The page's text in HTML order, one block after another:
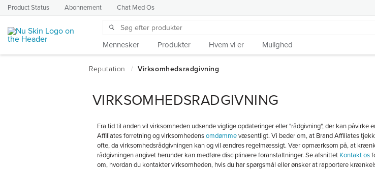
Product Status Abonnement Chat Med Os
Mennesker Produkter Hvem vi er Mulighed
VIRKSOMHEDSRADGIVNING
Fra tid til anden vil virksomheden udsende vigtige opdateringer eller "rådgivning", der kan påvirke
Affiliates forretning og virksomhedensomdømmevæsentligt. Vi beder om, at Brand Affiliates
ofte, da virksomhedsrådgivningen kan og vil ændres regelmæssigt. Vær opmærksom på, at
rådgivningen angivet herunder kan medføre disciplinære foranstaltninger. Se afsnittet Kontakt os
om, hvordan du kontakter virksomheden, hvis du har spørgsmål eller ønsker at rapportere